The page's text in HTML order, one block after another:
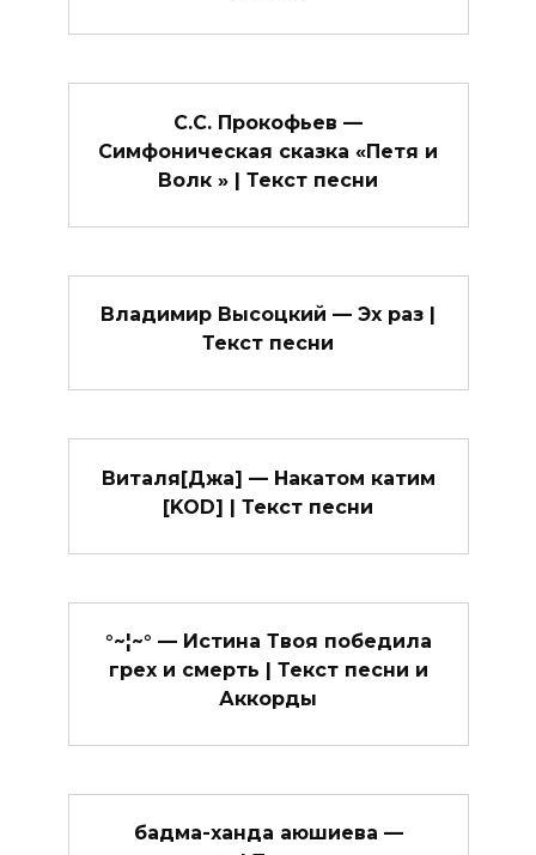
С.С. Прокофьев —
Симфоническая сказка «Петя и
Волк » | Текст песни
Владимир Высоцкий — Эх раз |
Текст песни
Виталя[Джа] — Накатом катим
[KOD] | Текст песни
°~¦~° — Истина Твоя победила
грех и смерть | Текст песни и
Аккорды
бадма-ханда аюшиева —